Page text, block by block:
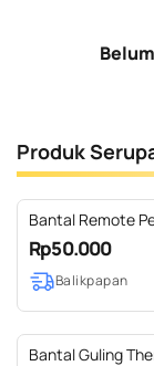
Produk
Bantal Remote
Bunga
Rp50.000
Balikpapan
Bantal Guling